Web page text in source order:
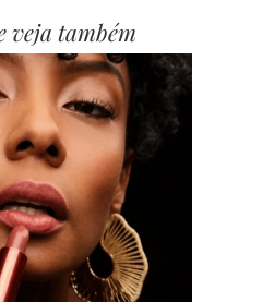
veja também